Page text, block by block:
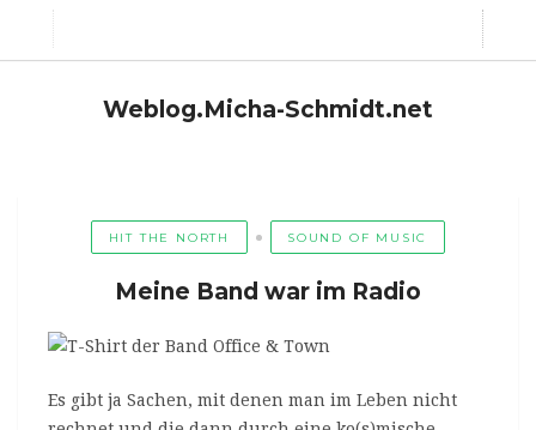
Weblog.Micha-Schmidt.net
HIT THE NORTH SOUND OF MUSIC
Meine Band war im Radio
Es gibt ja Sachen, mit denen man im Leben nicht